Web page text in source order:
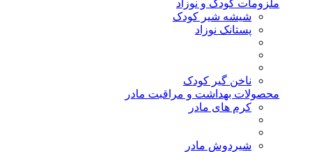
ملزومات کودک و نوزاد
شیشه شیر کودک
پستانک نوزاد
ناخن گیر کودک
محصولات بهداشت و مراقبت مادر
کرم های مادر
شیردوش مادر